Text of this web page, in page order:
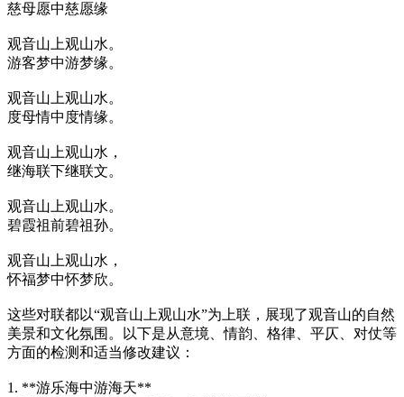
慈母愿中慈愿缘
观音山上观山水。
游客梦中游梦缘。
观音山上观山水。
度母情中度情缘。
观音山上观山水，
继海联下继联文。
观音山上观山水。
碧霞祖前碧祖孙。
观音山上观山水，
怀福梦中怀梦欣。
这些对联都以“观音山上观山水”为上联，展现了观音山的自然
美景和文化氛围。以下是从意境、情韵、格律、平仄、对仗等
方面的检测和适当修改建议：
1. **游乐海中游海天**